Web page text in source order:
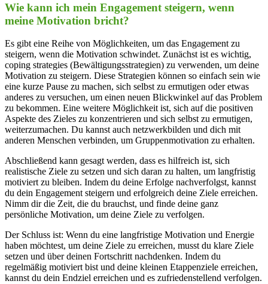
Wie kann ich mein Engagement steigern, wenn
meine Motivation bricht?
Es gibt eine Reihe von Möglichkeiten, um das Engagement zu
steigern, wenn die Motivation schwindet. Zunächst ist es wichtig,
coping strategies (Bewältigungsstrategien) zu verwenden, um deine
Motivation zu steigern. Diese Strategien können so einfach sein wie
eine kurze Pause zu machen, sich selbst zu ermutigen oder etwas
anderes zu versuchen, um einen neuen Blickwinkel auf das Problem
zu bekommen. Eine weitere Möglichkeit ist, sich auf die positiven
Aspekte des Zieles zu konzentrieren und sich selbst zu ermutigen,
weiterzumachen. Du kannst auch netzwerkbilden und dich mit
anderen Menschen verbinden, um Gruppenmotivation zu erhalten.
Abschließend kann gesagt werden, dass es hilfreich ist, sich
realistische Ziele zu setzen und sich daran zu halten, um langfristig
motiviert zu bleiben. Indem du deine Erfolge nachverfolgst, kannst
du dein Engagement steigern und erfolgreich deine Ziele erreichen.
Nimm dir die Zeit, die du brauchst, und finde deine ganz
persönliche Motivation, um deine Ziele zu verfolgen.
Der Schluss ist: Wenn du eine langfristige Motivation und Energie
haben möchtest, um deine Ziele zu erreichen, musst du klare Ziele
setzen und über deinen Fortschritt nachdenken. Indem du
regelmäßig motiviert bist und deine kleinen Etappenziele erreichen,
kannst du dein Endziel erreichen und es zufriedenstellend verfolgen.